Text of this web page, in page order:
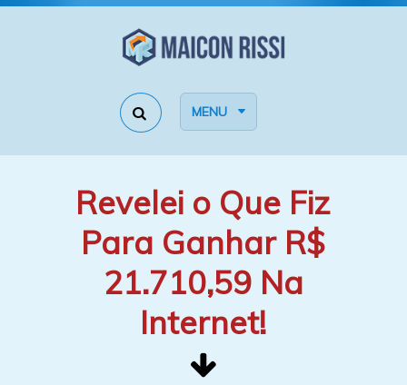
MENU
Revelei o Que Fiz
Para Ganhar R$
21.710,59 Na
Internet!